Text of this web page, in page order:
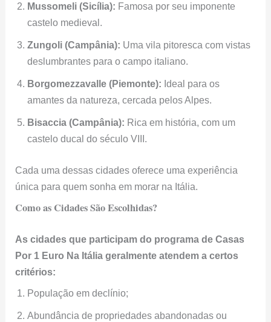
Mussomeli (Sicília): Famosa por seu imponente
castelo medieval.
Zungoli (Campânia): Uma vila pitoresca com vistas
deslumbrantes para o campo italiano.
Borgomezzavalle (Piemonte): Ideal para os
amantes da natureza, cercada pelos Alpes.
Bisaccia (Campânia): Rica em história, com um
castelo ducal do século VIII.
Cada uma dessas cidades oferece uma experiência
única para quem sonha em morar na Itália.
Como as Cidades São Escolhidas?
As cidades que participam do programa de Casas
Por 1 Euro Na Itália geralmente atendem a certos
critérios:
População em declínio;
Abundância de propriedades abandonadas ou